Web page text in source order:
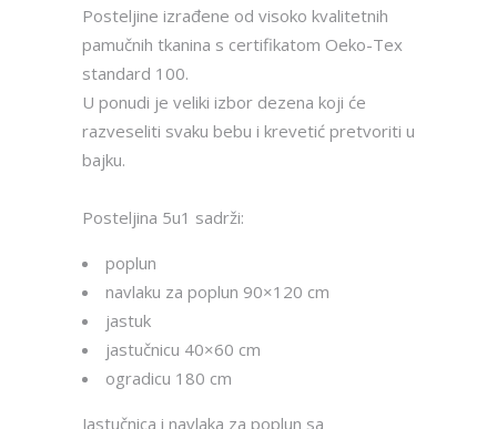
Posteljine izrađene od visoko kvalitetnih
pamučnih tkanina s certifikatom Oeko-Tex
standard 100.
U ponudi je veliki izbor dezena koji će
razveseliti svaku bebu i krevetić pretvoriti u
bajku.
Posteljina 5u1 sadrži:
poplun
navlaku za poplun 90×120 cm
jastuk
jastučnicu 40×60 cm
ogradicu 180 cm
Jastučnica i navlaka za poplun sa